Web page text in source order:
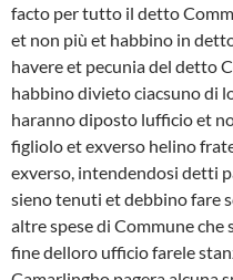
facto per tutto il detto
et non più et habbino in
havere et pecunia del detto
habbino divieto ciacsuno di
haranno dipo­sto lufficio et
figliolo et exverso helino
exverso, inten­dendosi detti
sieno tenuti et debbino fare
altre spese di Commune che
fine delloro ufficio farele